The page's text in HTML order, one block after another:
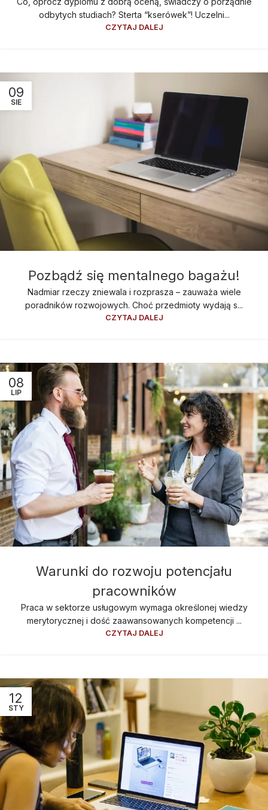
odbytych studiach? Sterta “kserówek”! Uczelni...
CZYTAJ DALEJ
09
SIE
Pozbądź się mentalnego bagażu!
Nadmiar rzeczy zniewala i rozprasza – zauważa wiele
poradników rozwojowych. Choć przedmioty wydają s...
CZYTAJ DALEJ
08
LIP
Warunki do rozwoju potencjału
pracowników
Praca w sektorze usługowym wymaga określonej wiedzy
merytorycznej i dość zaawansowanych kompetencji ...
CZYTAJ DALEJ
12
STY